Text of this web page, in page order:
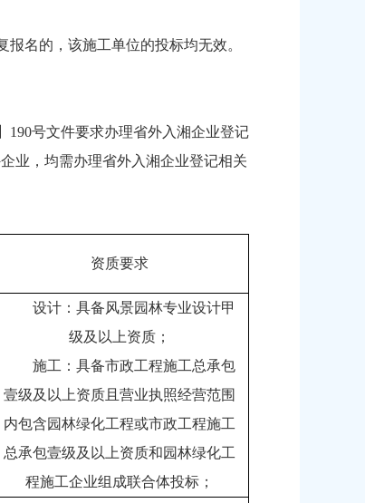
名的，该施工单位的投标均无效。
190号文件要求办理省外入湘企业登记
业，均需办理省外入湘企业登记相关
资质要求
设计：具备风景园林专业设计甲
级及以上资质；
施工：具备市政工程施工总承包
壹级及以上资质且营业执照经营范围
内包含园林绿化工程或市政工程施工
总承包壹级及以上资质和园林绿化工
程施工企业组成联合体投标；